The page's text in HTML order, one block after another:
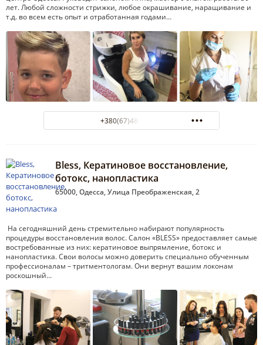
лет. Любой сложности стрижки, любое окрашивание, наращивание и
т.д. во всем есть опыт и отработанная годами…
+380(67)484-47-00
Bless, Кератиновое восстановление,
ботокс, нанопластика
65000, Одесса, Улица Преображенская, 2
На сегодняшний день стремительно набирают популярность
процедуры восстановления волос. Салон «BLESS» предоставляет самые
востребованные из них: кератиновое выпрямление, ботокс и
нанопластика. Свои волосы можно доверить специально обученным
профессионалам – тритментологам. Они вернут вашим локонам
роскошный…